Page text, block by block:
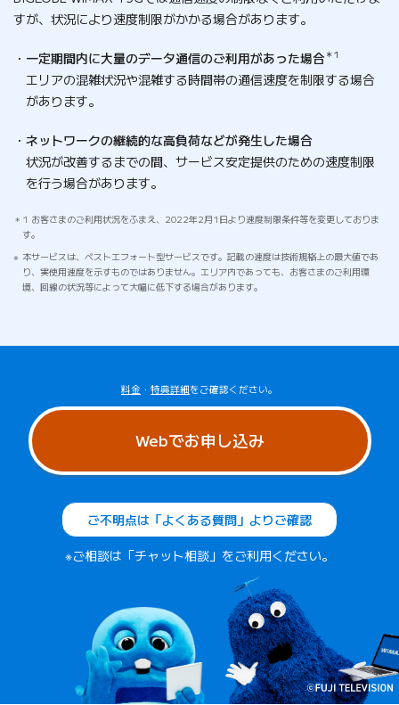
すが、状況により速度制限がかかる場合があります。
一定期間内に大量のデータ通信のご利用があった場合 ＊1
エリアの混雑状況や混雑する時間帯の通信速度を制限する場合
があります。
ネットワークの継続的な高負荷などが発生した場合
状況が改善するまでの間、サービス安定提供のための速度制限
を行う場合があります。
1 お客さまのご利用状況をふまえ、2022年2月1日より速度制限条件等を変更しておりま
す。
本サービスは、ベストエフォート型サービスです。記載の速度は技術規格上の最大値であ
り、実使用速度を示すものではありません。エリア内であっても、お客さまのご利用環
境、回線の状況等によって大幅に低下する場合があります。
料金 ・ 特典詳細をご確認ください。
Webでお申し込み
ご不明点は「よくある質問」よりご確認
※ご相談は「チャット相談」をご利用ください。